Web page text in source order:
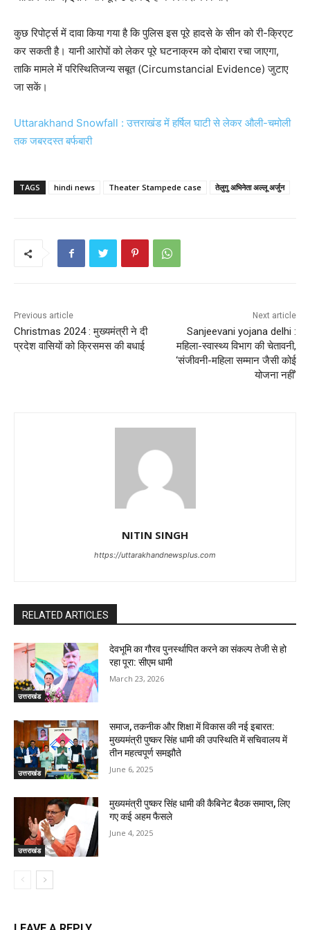
कुछ रिपोर्ट्स में दावा किया गया है कि पुलिस इस पूरे हादसे के सीन को री-क्रिएट
कर सकती है। यानी आरोपों को लेकर पूरे घटनाक्रम को दोबारा रचा जाएगा,
ताकि मामले में परिस्थितिजन्य सबूत (Circumstancial Evidence) जुटाए
जा सकें।
Uttarakhand Snowfall : उत्तराखंड में हर्षिल घाटी से लेकर औली-चमोली
तक जबरदस्त बर्फबारी
TAGS hindi news Theater Stampede case तेलुगु अभिनेता अल्लू अर्जुन
Previous article
Christmas 2024 : मुख्यमंत्री ने दी
प्रदेश वासियों को क्रिसमस की बधाई
Next article
Sanjeevani yojana delhi :
महिला-स्वास्थ्य विभाग की चेतावनी,
‘संजीवनी-महिला सम्मान जैसी कोई
योजना नहीं’
NITIN SINGH
https://uttarakhandnewsplus.com
RELATED ARTICLES
उत्तराखंड
देवभूमि का गौरव पुनर्स्थापित करने का संकल्प तेजी से हो
रहा पूरा: सीएम धामी
March 23, 2026
उत्तराखंड
समाज, तकनीक और शिक्षा में विकास की नई इबारत:
मुख्यमंत्री पुष्कर सिंह धामी की उपस्थिति में सचिवालय में
तीन महत्वपूर्ण समझौते
June 6, 2025
उत्तराखंड
मुख्यमंत्री पुष्कर सिंह धामी की कैबिनेट बैठक समाप्त, लिए
गए कई अहम फैसले
June 4, 2025